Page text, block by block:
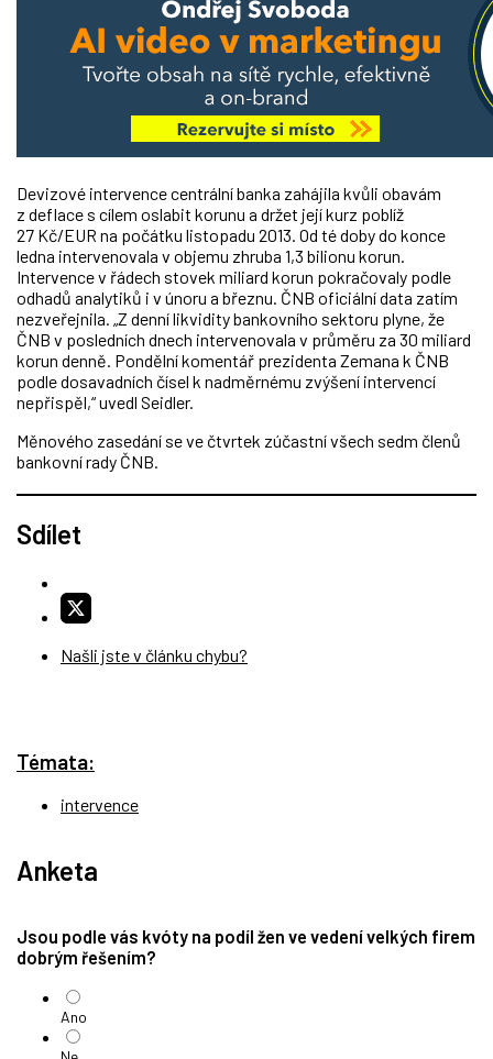
Devizové intervence centrální banka zahájila kvůli obavám
z deflace s cílem oslabit korunu a držet její kurz poblíž
27 Kč/EUR na počátku listopadu 2013. Od té doby do konce
ledna intervenovala v objemu zhruba 1,3 bilionu korun.
Intervence v řádech stovek miliard korun pokračovaly podle
odhadů analytiků i v únoru a březnu. ČNB oficiální data zatím
nezveřejnila. „Z denní likvidity bankovního sektoru plyne, že
ČNB v posledních dnech intervenovala v průměru za 30 miliard
korun denně. Pondělní komentář prezidenta Zemana k ČNB
podle dosavadních čísel k nadměrnému zvýšení intervencí
nepřispěl,“ uvedl Seidler.
Měnového zasedání se ve čtvrtek zúčastní všech sedm členů
bankovní rady ČNB.
Sdílet
Našli jste v článku chybu?
Témata:
intervence
Anketa
Jsou podle vás kvóty na podíl žen ve vedení velkých firem
dobrým řešením?
Ano